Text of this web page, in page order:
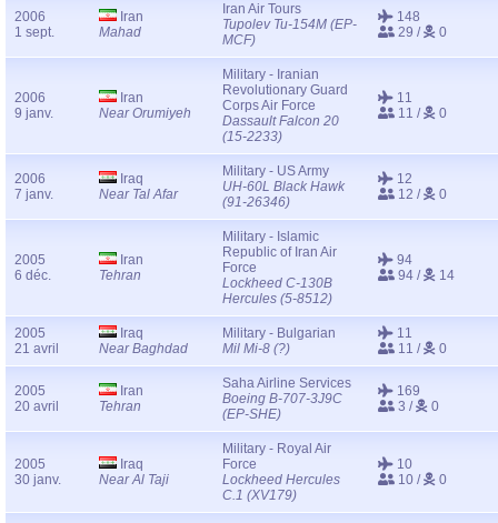
2006
1 sept.
Iran
Mahad
Iran Air Tours
Tupolev Tu-154M (EP-
MCF)
148
29 /
0
2006
9 janv.
Iran
Near Orumiyeh
Military - Iranian
Revolutionary Guard
Corps Air Force
Dassault Falcon 20
(15-2233)
11
11 /
0
2006
7 janv.
Iraq
Near Tal Afar
Military - US Army
UH-60L Black Hawk
(91-26346)
12
12 /
0
2005
6 déc.
Iran
Tehran
Military - Islamic
Republic of Iran Air
Force
Lockheed C-130B
Hercules (5-8512)
94
94 /
14
2005
21 avril
Iraq
Near Baghdad
Military - Bulgarian
Mil Mi-8 (?)
11
11 /
0
2005
20 avril
Iran
Tehran
Saha Airline Services
Boeing B-707-3J9C
(EP-SHE)
169
3 /
0
2005
30 janv.
Iraq
Near Al Taji
Military - Royal Air
Force
Lockheed Hercules
C.1 (XV179)
10
10 /
0